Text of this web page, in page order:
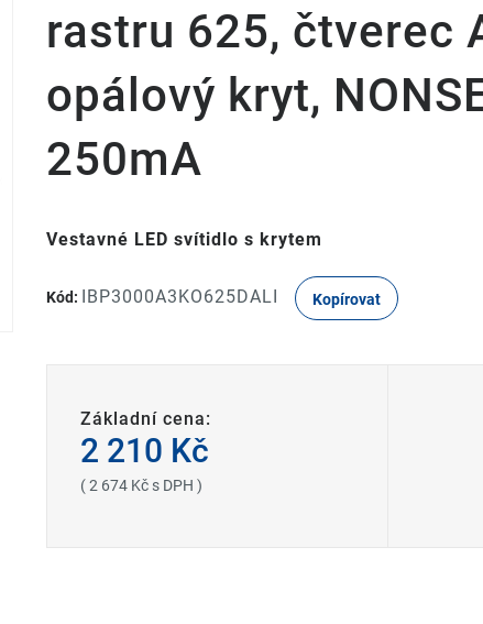
rastru 625, čtverec
opálový kryt,
250mA
Vestavné LED svítidlo s krytem
Kód: IBP3000A3KO625DALI Kopírovat
Základní cena:
2 210 Kč
( 2 674 Kč s DPH )